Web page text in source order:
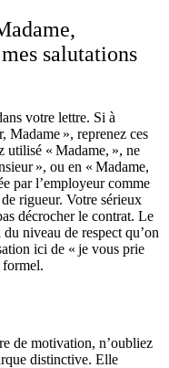
salutations
votre lettre. Si à
Madame », reprenez ces
utilisé « Madame, », ne
», ou en « Madame,
par l’employeur comme
rigueur. Votre sérieux
décrocher le contrat. Le
niveau de respect qu’on
ici de « je vous prie
de motivation, n’oubliez
distinctive. Elle